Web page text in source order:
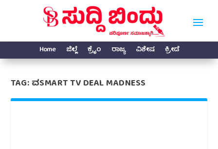
Home ಜಿಲ್ಲೆ ಕ್ರೈಂ ರಾಜ್ಯ ವಿಶೇಷ ಕ್ರೀಡೆ
TAG:ವSMART TV DEAL MADNESS